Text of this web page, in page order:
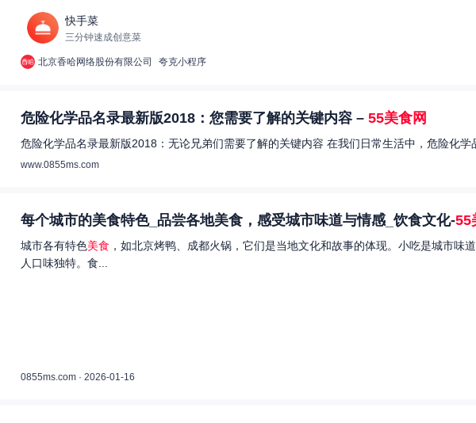
快手菜
三分钟速成创意菜
北京香哈网络股份有限公司 夸克小程序
危险化学品名录最新版2018：您需要了解的关键内容 – 55美食网
危险化学品名录最新版2018：无论兄弟们需要了解的关键内容 在我们日常生活中，危险化
www.0855ms.com
每个城市的美食特色_品尝各地美食，感受城市味道与情感_饮食文化-55
城市各有特色美食 ，如北京烤鸭、成都火锅，它们是当地文化和故事的体现。小吃是城市味
人口味独特。食...
0855ms.com · 2026-01-16